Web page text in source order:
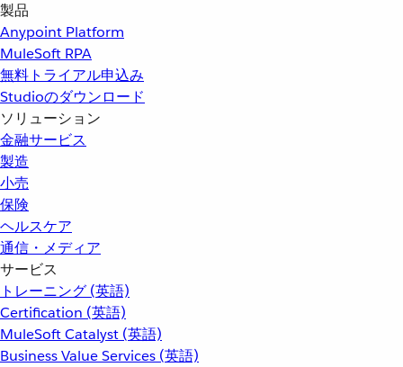
製品
Anypoint Platform
MuleSoft RPA
無料トライアル申込み
Studioのダウンロード
ソリューション
金融サービス
製造
小売
保険
ヘルスケア
通信・メディア
サービス
トレーニング (英語)
Certification (英語)
MuleSoft Catalyst (英語)
Business Value Services (英語)